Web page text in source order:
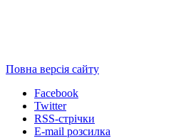
Повна версія сайту
Facebook
Twitter
RSS-стрічки
E-mail розсилка